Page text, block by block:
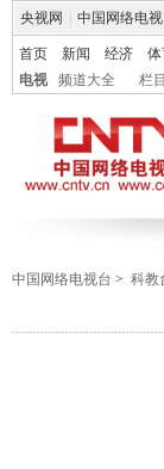
央视网 中国网络电
首页 新闻 经济
电视
频道大全 栏
中国网络电视台 > 科教